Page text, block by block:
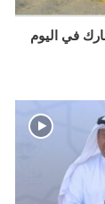
في اليوم